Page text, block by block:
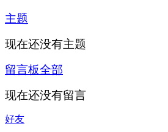
主题
现在还没有主题
留言板全部
现在还没有留言
好友